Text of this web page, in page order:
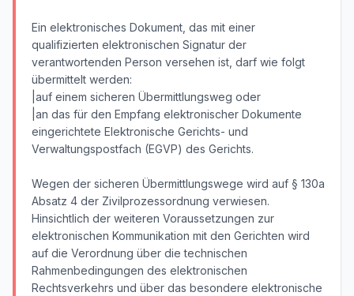
Ein elektronisches Dokument, das mit einer
qualifizierten elektronischen Signatur der
verantwortenden Person versehen ist, darf wie folgt
übermittelt werden:
|auf einem sicheren Übermittlungsweg oder
|an das für den Empfang elektronischer Dokumente
eingerichtete Elektronische Gerichts- und
Verwaltungspostfach (EGVP) des Gerichts.
Wegen der sicheren Übermittlungswege wird auf § 130a
Absatz 4 der Zivilprozessordnung verwiesen.
Hinsichtlich der weiteren Voraussetzungen zur
elektronischen Kommunikation mit den Gerichten wird
auf die Verordnung über die technischen
Rahmenbedingungen des elektronischen
Rechtsverkehrs und über das besondere elektronische